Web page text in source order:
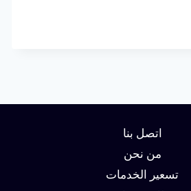
اتصل بنا
من نحن
تسعير الخدمات